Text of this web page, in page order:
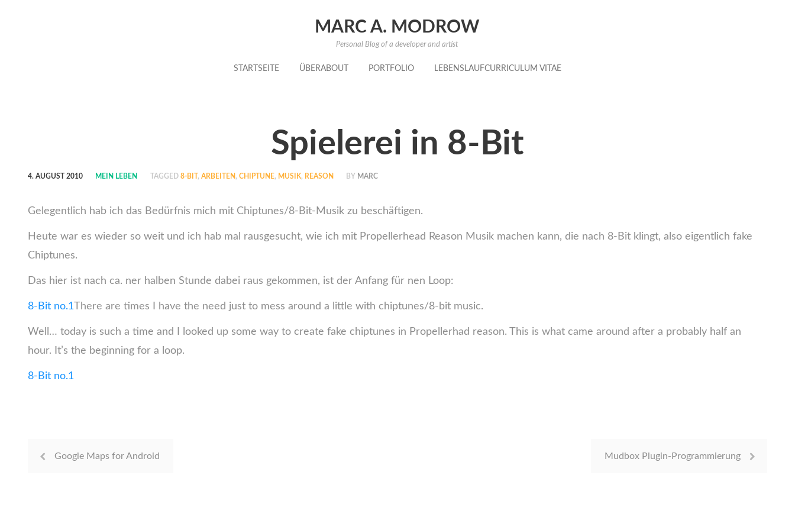
MARC A. MODROW
Personal Blog of a developer and artist
STARTSEITE ÜBERABOUT PORTFOLIO LEBENSLAUFCURRICULUM VITAE
Spielerei in 8-Bit
4. AUGUST 2010 MEIN LEBEN TAGGED 8-BIT, ARBEITEN , CHIPTUNE, MUSIK, REASON BY MARC
Gelegentlich hab ich das Bedürfnis mich mit Chiptunes/8-Bit-Musik zu beschäftigen.
Heute war es wieder so weit und ich hab mal rausgesucht, wie ich mit Propellerhead Reason Musik machen kann, die nach 8-Bit klingt, also eigentlich fake
Chiptunes.
Das hier ist nach ca. ner halben Stunde dabei raus gekommen, ist der Anfang für nen Loop:
8-Bit no.1There are times I have the need just to mess around a little with chiptunes/8-bit music.
Well… today is such a time and I looked up some way to create fake chiptunes in Propellerhad reason. This is what came around after a probably half an
hour. It’s the beginning for a loop.
8-Bit no.1
Google Maps for Android Mudbox Plugin-Programmierung